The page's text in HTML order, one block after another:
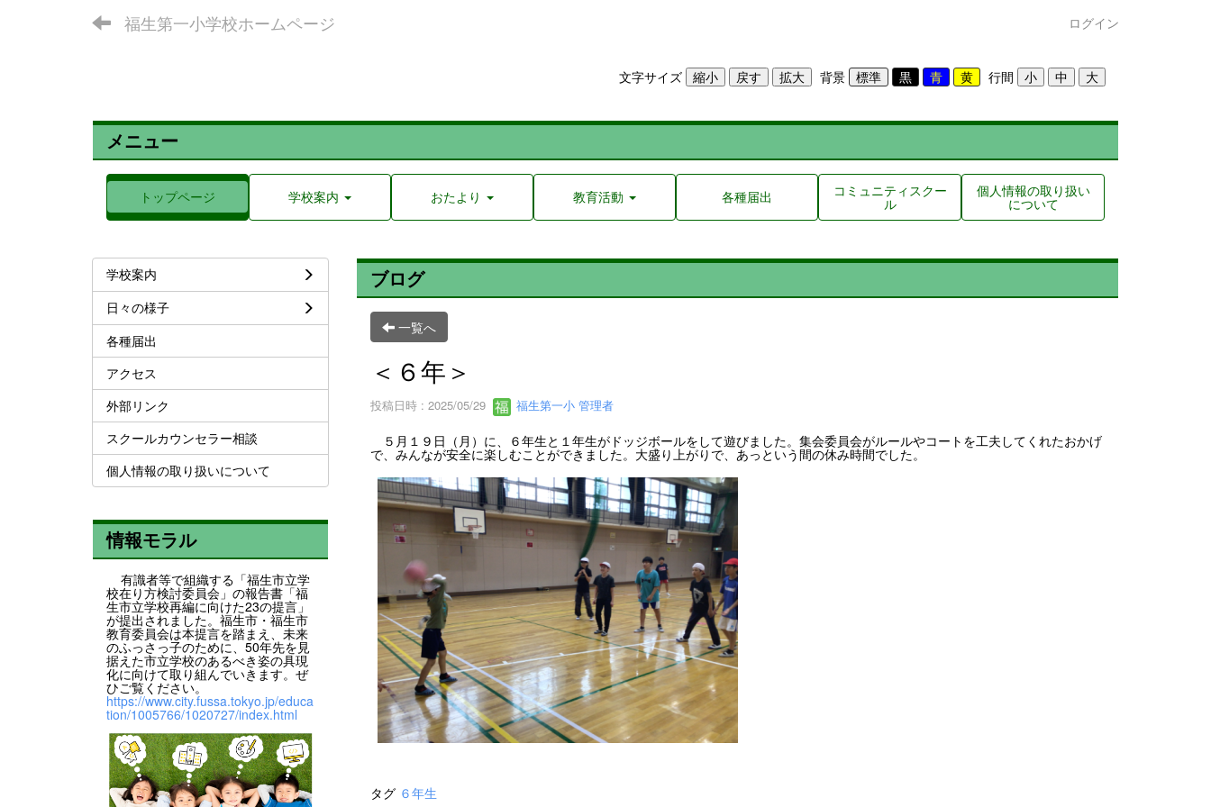
福生第一小学校ホームページ ログイン
文字サイズ 背景 行間
メニュー
トップページ 学校案内 おたより 教育活動 各種届出 コミュニティスクー
ル
個人情報の取り扱い
について
ブログ
一覧へ
＜６年＞
投稿日時 : 2025/05/29 福生第一小 管理者
５月１９日（月）に、６年生と１年生がドッジボールをして遊びました。集会委員会がルールやコートを工夫してくれたおかげ
で、みんなが安全に楽しむことができました。大盛り上がりで、あっという間の休み時間でした。
タグ ６年生
学校案内
日々の様子
各種届出
アクセス
外部リンク
スクールカウンセラー相談
個人情報の取り扱いについて
情報モラル
有識者等で組織する「福生市立学
校在り方検討委員会」の報告書「福
生市立学校再編に向けた23の提言」
が提出されました。福生市・福生市
教育委員会は本提言を踏まえ、未来
のふっさっ子のために、50年先を見
据えた市立学校のあるべき姿の具現
化に向けて取り組んでいきます。ぜ
ひご覧ください。
https://www.city.fussa.tokyo.jp/educa
tion/1005766/1020727/index.html